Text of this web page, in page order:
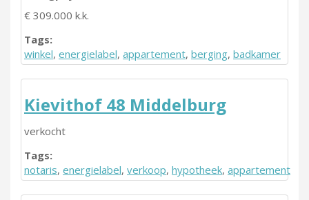
€ 309.000 k.k.
Tags:
winkel, energielabel, appartement, berging, badkamer
Kievithof 48 Middelburg
verkocht
Tags:
notaris, energielabel, verkoop, hypotheek, appartement